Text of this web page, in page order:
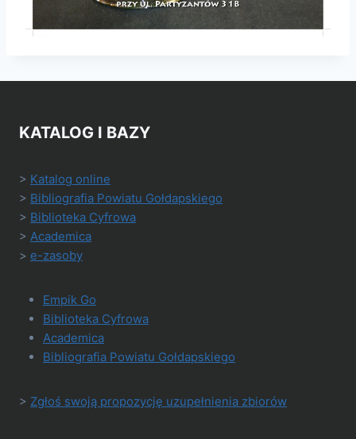
KATALOG I BAZY
> Katalog online
> Bibliografia Powiatu Gołdapskiego
> Biblioteka Cyfrowa
> Academica
> e-zasoby
Empik Go
Biblioteka Cyfrowa
Academica
Bibliografia Powiatu Gołdapskiego
> Zgłoś swoją propozycję uzupełnienia zbiorów